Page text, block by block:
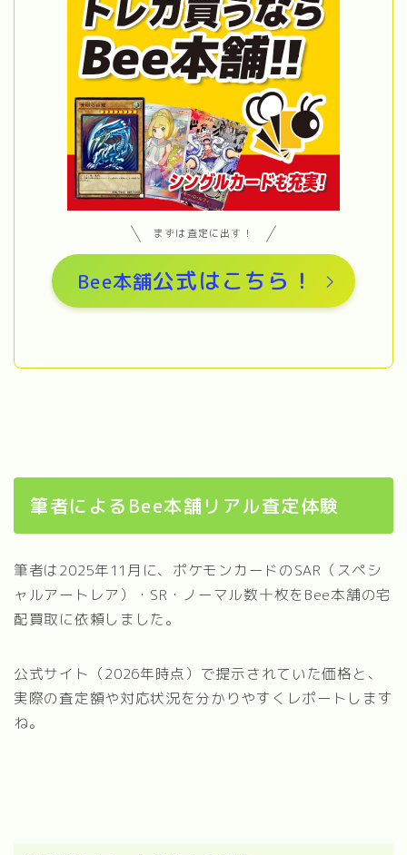
まずは査定に出す！
Bee本舗公式はこちら ！
筆者によるBee本舗リアル査定体験
筆者は2025年11月に、ポケモンカードのSAR（スペシ
ャルアートレア）・SR・ノーマル数十枚をBee本舗の宅
配買取に依頼しました。
公式サイト（2026年時点）で提示されていた価格と、
実際の査定額や対応状況を分かりやすくレポートします
ね。